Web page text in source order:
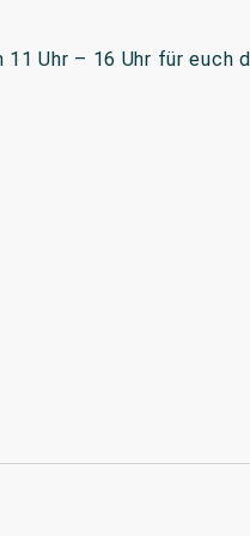
11 Uhr – 16 Uhr für euch